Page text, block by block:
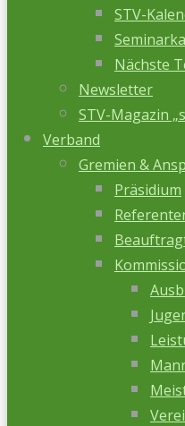
STV-
Nächste
Newsletter
STV-Magazin
Verband
Gremien &
Präsidium